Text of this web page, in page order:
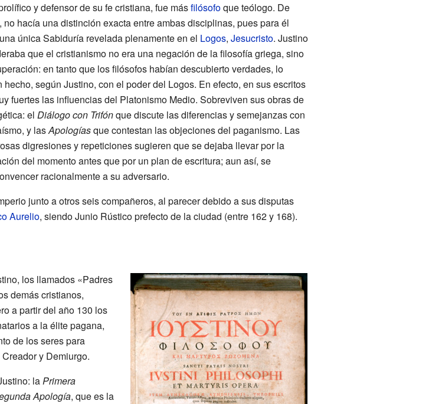
y defensor de su fe cristiana, fue másfilósofoque teólogo. De
no hacía una distinción exacta entre ambas disciplinas, pues para él
única Sabiduría revelada plenamente en el Logos, Jesucristo. Justino
que el cristianismo no era una negación de la filosofía griega, sino
en tanto que los filósofos habían descubierto verdades, lo
hecho, según Justino, con el poder del Logos. En efecto, en sus escritos
fuertes las influencias del Platonismo Medio. Sobreviven sus obras de
el Diálogo con Trifónque discute las diferencias y semejanzas con
y lasApologíasque contestan las objeciones del paganismo. Las
digresiones y repeticiones sugieren que se dejaba llevar por la
del momento antes que por un plan de escritura; aun así, se
racionalmente a su adversario.
junto a otros seis compañeros, al parecer debido a sus disputas
Aurelio, siendo Junio Rústico prefecto de la ciudad (entre 162 y 168).
los llamados «Padres
demás cristianos,
a partir del año 130 los
a la élite pagana,
de los seres para
y Demiurgo.
laPrimera
Apología, que es la